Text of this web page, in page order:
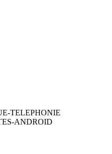
TELEPHONIE
ANDROID